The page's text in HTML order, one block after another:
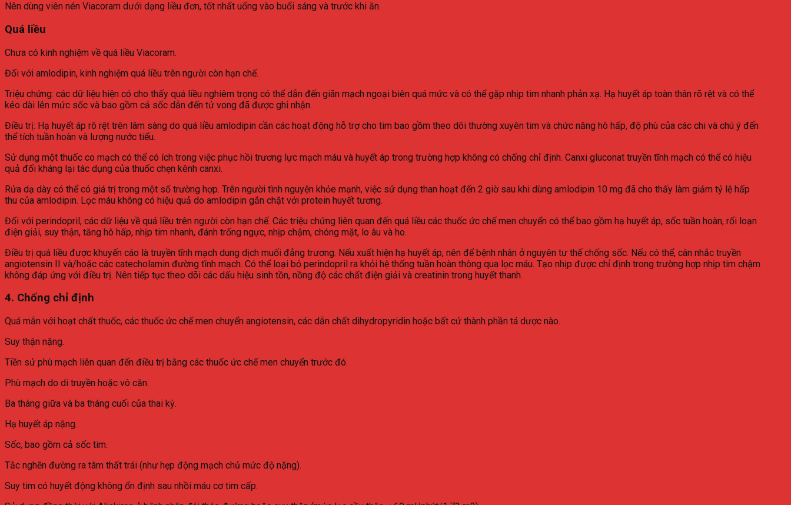
Nên dùng viên nén Viacoram dưới dạng liều đơn, tốt nhất uống vào buổi sáng và trước khi ăn.
Quá liều
Chưa có kinh nghiệm về quá liều Viacoram.
Đối với amlodipin, kinh nghiệm quá liều trên người còn hạn chế.
Triệu chứng: các dữ liệu hiện có cho thấy quá liều nghiêm trọng có thể dẫn đến giãn mạch ngoại biên quá mức và có thể gặp nhịp tim nhanh phản xạ. Hạ huyết áp toàn thân rõ rệt và có thể
kéo dài lên mức sốc và bao gồm cả sốc dẫn đến tử vong đã được ghi nhận.
Điều trị: Hạ huyết áp rõ rệt trên lâm sàng do quá liều amlodipin cần các hoạt động hỗ trợ cho tim bao gồm theo dõi thường xuyên tim và chức năng hô hấp, độ phù của các chi và chú ý đến
thể tích tuần hoàn và lượng nước tiểu.
Sử dụng một thuốc co mạch có thể có ích trong việc phục hồi trương lực mạch máu và huyết áp trong trường hợp không có chống chỉ định. Canxi gluconat truyền tĩnh mạch có thể có hiệu
quả đối kháng lại tác dụng của thuốc chẹn kênh canxi.
Rửa dạ dày có thể có giá trị trong một số trường hợp. Trên người tình nguyện khỏe mạnh, việc sử dụng than hoạt đến 2 giờ sau khi dùng amlodipin 10 mg đã cho thấy làm giảm tỷ lệ hấp
thu của amlodipin. Lọc máu không có hiệu quả do amlodipin gắn chặt với protein huyết tương.
Đối với perindopril, các dữ liệu về quá liều trên người còn hạn chế. Các triệu chứng liên quan đến quá liều các thuốc ức chế men chuyển có thể bao gồm hạ huyết áp, sốc tuần hoàn, rối loạn
điện giải, suy thận, tăng hô hấp, nhịp tim nhanh, đánh trống ngực, nhịp chậm, chóng mặt, lo âu và ho.
Điều trị quá liều được khuyến cáo là truyền tĩnh mạch dung dịch muối đẳng trương. Nếu xuất hiện hạ huyết áp, nên để bệnh nhân ở nguyên tư thế chống sốc. Nếu có thể, cân nhắc truyền
angiotensin II và/hoặc các catecholamin đường tĩnh mạch. Có thể loại bỏ perindopril ra khỏi hệ thống tuần hoàn thông qua lọc máu. Tạo nhịp được chỉ định trong trường hợp nhịp tim chậm
không đáp ứng với điều trị. Nên tiếp tục theo dõi các dấu hiệu sinh tồn, nồng độ các chất điện giải và creatinin trong huyết thanh.
4. Chống chỉ định
Quá mẫn với hoạt chất thuốc, các thuốc ức chế men chuyển angiotensin, các dẫn chất dihydropyridin hoặc bất cứ thành phần tá dược nào.
Suy thận nặng.
Tiền sử phù mạch liên quan đến điều trị bằng các thuốc ức chế men chuyển trước đó.
Phù mạch do di truyền hoặc vô căn.
Ba tháng giữa và ba tháng cuối của thai kỳ.
Hạ huyết áp nặng.
Sốc, bao gồm cả sốc tim.
Tắc nghẽn đường ra tâm thất trái (như hẹp động mạch chủ mức độ nặng).
Suy tim có huyết động không ổn định sau nhồi máu cơ tim cấp.